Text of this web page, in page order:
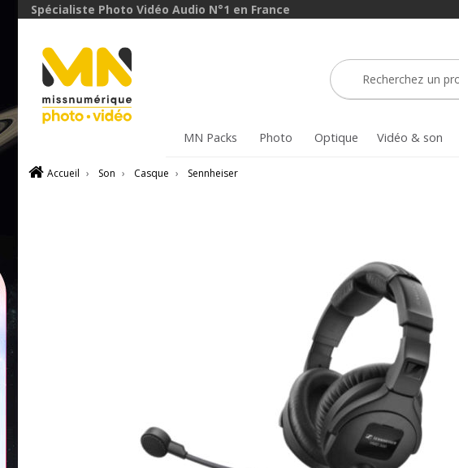
Spécialiste Photo Vidéo Audio N°1 en France
MN Packs Photo Optique Vidéo & son
Accueil › Son › Casque › Sennheiser